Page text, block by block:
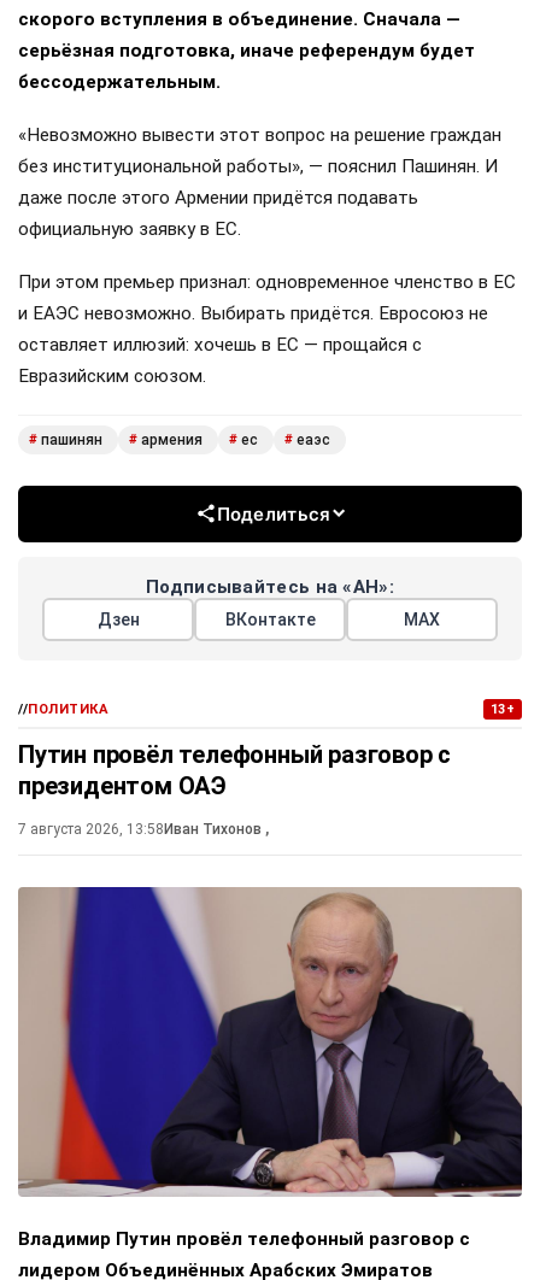
скорого вступления в объединение. Сначала —
серьёзная подготовка, иначе референдум будет
бессодержательным.
«Невозможно вывести этот вопрос на решение граждан
без институциональной работы», — пояснил Пашинян. И
даже после этого Армении придётся подавать
официальную заявку в ЕС.
При этом премьер признал: одновременное членство в ЕС
и ЕАЭС невозможно. Выбирать придётся. Евросоюз не
оставляет иллюзий: хочешь в ЕС — прощайся с
Евразийским союзом.
# пашинян # армения # ес # еаэс
Поделиться
Подписывайтесь на «АН»:
Дзен ВКонтакте МАХ
//ПОЛИТИКА 13+
Путин провёл телефонный разговор с
президентом ОАЭ
7 августа 2026, 13:58Иван Тихонов ,
Владимир Путин провёл телефонный разговор с
лидером Объединённых Арабских Эмиратов